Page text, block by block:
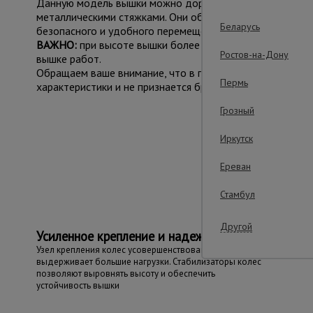
Данную модель вышки можно доращивать по высоте
металлическими стяжками. Они обеспечивают
безопасного и удобного перемещения во время
ВАЖНО:при высоте вышки более 5 метров
вышке работ.
Обращаем ваше внимание, что в процессе
характеристики и не признается браком.
Усиленное крепление и надежность
Узел крепления колес усовершенствован и
выдерживает большие нагрузки. Стабилизаторы колес
позволяют выровнять высоту и обеспечить
устойчивость вышки
Беларусь
Ростов-на-Дону
Пермь
Грозный
Иркутск
Ереван
Стамбул
Другой